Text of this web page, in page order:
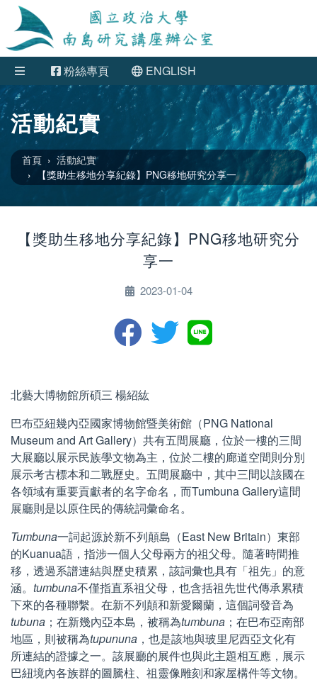
粉絲專頁 ENGLISH
活動紀實
首頁
活動紀實
【獎助生移地分享紀錄】PNG移地研究分享一
【獎助生移地分享紀錄】PNG移地研究分
享一
2023-01-04
北藝大博物館所碩三 楊紹紘
巴布亞紐幾內亞國家博物館暨美術館（PNG National
Museum and Art Gallery）共有五間展廳，位於一樓的三間
大展廳以展示民族學文物為主，位於二樓的廊道空間則分別
展示考古標本和二戰歷史。五間展廳中，其中三間以該國在
各領域有重要貢獻者的名字命名，而Tumbuna Gallery這間
展廳則是以原住民的傳統詞彙命名。
Tumbuna一詞起源於新不列顛島（East New Britain）東部
的Kuanua語，指涉一個人父母兩方的祖父母。隨著時間推
移，透過系譜連結與歷史積累，該詞彙也具有「祖先」的意
涵。 tumbuna不僅指直系祖父母，也含括祖先世代傳承累積
下來的各種聯繫。在新不列顛和新愛爾蘭，這個詞發音為
tubuna ；在新幾內亞本島，被稱為tumbuna ；在巴布亞南部
地區，則被稱為tupununa ，也是該地與玻里尼西亞文化有
所連結的證據之一。該展廳的展件也與此主題相互應，展示
巴紐境內各族群的圖騰柱、祖靈像雕刻和家屋構件等文物。